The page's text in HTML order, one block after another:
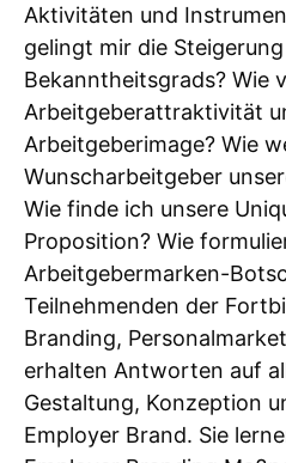
Aktivitäten und
gelingt mir die
Bekanntheitsgrads? Wie
Arbeitgeberattraktivität
Arbeitgeberimage? Wie
Wunscharbeitgeber
Wie finde ich unsere
Proposition? Wie
Arbeitgebermarken-
Teilnehmenden der
Branding,
erhalten Antworten auf
Gestaltung, Konzeption
Employer Brand. Sie